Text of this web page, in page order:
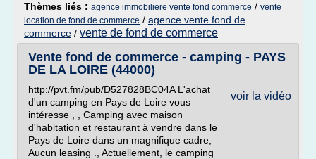
Thèmes liés : agence immobiliere vente fond commerce / vente
location de fond de commerce / agence vente fond de
commerce / vente de fond de commerce
Vente fond de commerce - camping - PAYS
DE LA LOIRE (44000)
voir la vidéo
http://pvt.fm/pub/D527828BC04A L'achat
d'un camping en Pays de Loire vous
intéresse , , Camping avec maison
d'habitation et restaurant à vendre dans le
Pays de Loire dans un magnifique cadre,
Aucun leasing ., Actuellement, le camping